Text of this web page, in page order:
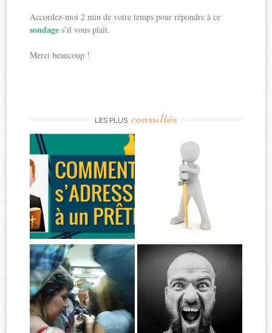
Accordez-moi 2 min de votre temps pour répondre à ce
sondages’il vous plaît.
Merci beaucoup !
LES PLUS consultés